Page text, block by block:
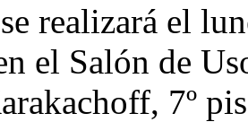
realizará el
el Salón de
7º